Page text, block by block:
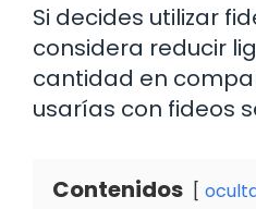
Si decides utilizar
considera reducir
cantidad en
usarías con fideos
Contenidos